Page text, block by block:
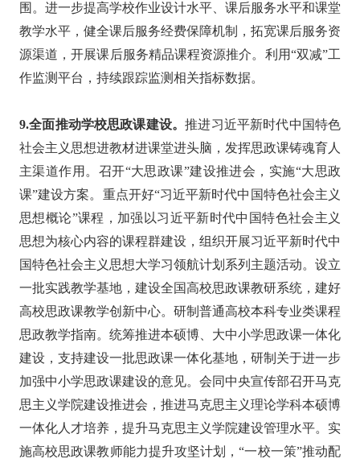
围。进一步提高学校作业设计水平、课后服务水平和课堂
教学水平，健全课后服务经费保障机制，拓宽课后服务资
源渠道，开展课后服务精品课程资源推介。利用“双减”工
作监测平台，持续跟踪监测相关指标数据。
9.全面推动学校思政课建设。推进习近平新时代中国特色
社会主义思想进教材进课堂进头脑，发挥思政课铸魂育人
主渠道作用。召开“大思政课”建设推进会，实施“大思政
课”建设方案。重点开好“习近平新时代中国特色社会主义
思想概论”课程，加强以习近平新时代中国特色社会主义
思想为核心内容的课程群建设，组织开展习近平新时代中
国特色社会主义思想大学习领航计划系列主题活动。设立
一批实践教学基地，建设全国高校思政课教研系统，建好
高校思政课教学创新中心。研制普通高校本科专业类课程
思政教学指南。统筹推进本硕博、大中小学思政课一体化
建设，支持建设一批思政课一体化基地，研制关于进一步
加强中小学思政课建设的意见。会同中央宣传部召开马克
思主义学院建设推进会，推进马克思主义理论学科本硕博
一体化人才培养，提升马克思主义学院建设管理水平。实
施高校思政课教师能力提升攻坚计划，“一校一策”推动配